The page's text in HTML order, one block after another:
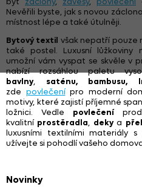
Nevěřili byste, jak s novou
místnost lépe a také útulněji.
Bytový textil však nepatří pouze
také postel. Luxusní lůžkoviny
umožní vám vyspat se skvěle v
nabízí rozsáhlou paletu
bavlny, saténu, bambusu,
zde povlečenípro moderní
motivy, které zajistí příjemné
ložnici. Vedle povlečení
kvalitní prostěradla, dekya
luxusními textilními materiály
užívejte si pohodlí vašeho
Novinky